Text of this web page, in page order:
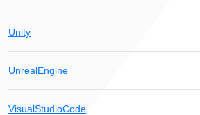
Unity
UnrealEngine
VisualStudioCode